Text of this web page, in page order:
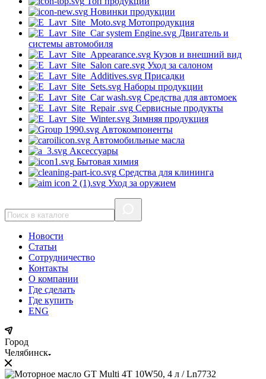
Новинки продукции
Мотопродукция
Двигатель и
системы автомобиля
Кузов и внешний вид
Уход за салоном
Присадки
Наборы продукции
Средства для автомоек
Сервисные продукты
Зимняя продукция
Автокомпоненты
Автомобильные масла
Аксессуары
Бытовая химия
Средства для клининга
Уход за оружием
Новости
Статьи
Сотрудничество
Контакты
О компании
Где сделать
Где купить
ENG
Город
Челябинск